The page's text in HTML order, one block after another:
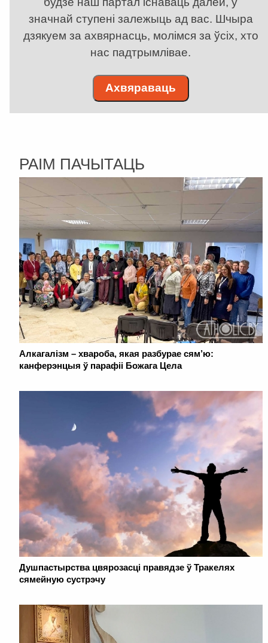
значнай ступені залежыць ад вас. Шчыра
дзякуем за ахвярнасць, молімся за ўсіх, хто
нас падтрымлівае.
Ахвяраваць
РАІМ ПАЧЫТАЦЬ
Алкагалізм – хвароба, якая разбурае сям’ю:
канферэнцыя ў парафіі Божага Цела
Душпастырства цвярозасці правядзе ў Тракелях
сямейную сустрэчу